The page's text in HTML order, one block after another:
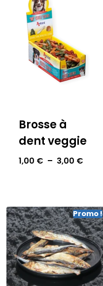
Brosse à
dent veggie
1,00 € – 3,00 €
Promo !